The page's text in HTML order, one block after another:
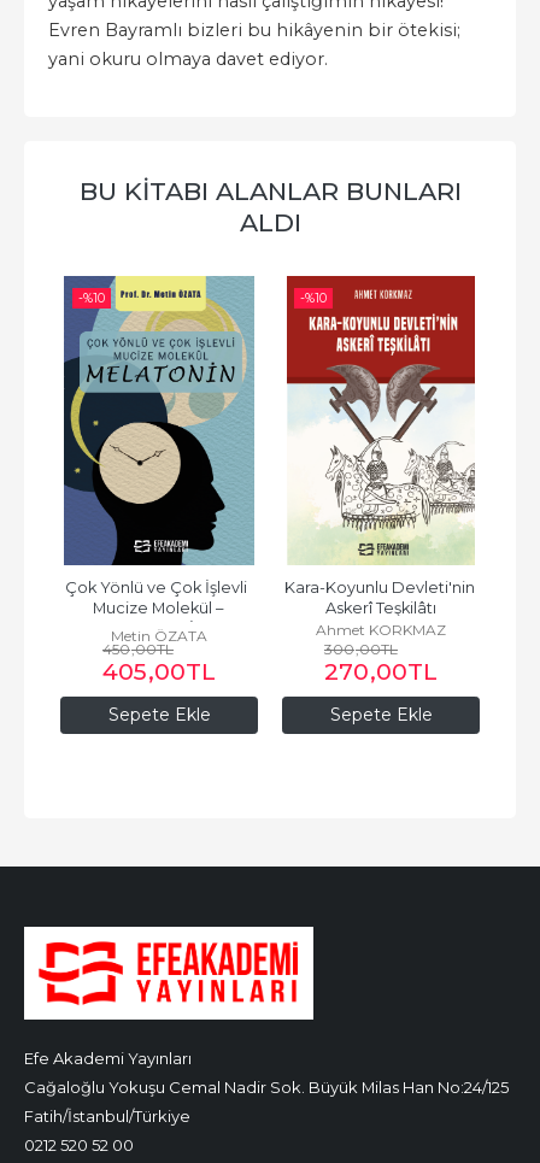
Evren Bayramlı bizleri bu hikâyenin bir ötekisi;
yani okuru olmaya davet ediyor.
BU KITABI ALANLAR BUNLARI
ALDI
-%10
Sepete Ekle
Çok Yönlü ve Çok İşlevli
Mucize Molekül –
MELATONİN
Metin ÖZATA
450,00TL
405,00TL
-%10
Sepete Ekle
Kara-Koyunlu Devleti'nin
Askerî Teşkilâtı
Ahmet KORKMAZ
300,00TL
270,00TL
Efe Akademi Yayınları
Cağaloğlu Yokuşu Cemal Nadir Sok. Büyük Milas Han No:24/125
Fatih/İstanbul/Türkiye
0212 520 52 00